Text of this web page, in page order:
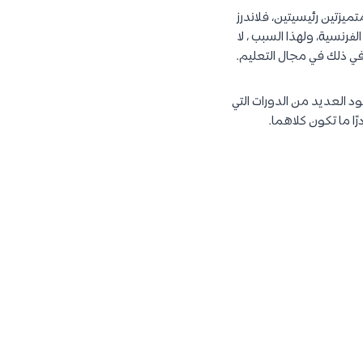
رئيسيتين، فلاندرز
ولهذا السبب ، لا
ذلك في مجال التعليم.
العديد من الدورات التي
ما تكون كلاهما.